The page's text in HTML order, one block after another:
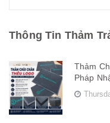
Thông Tin Thảm
Thảm
Pháp